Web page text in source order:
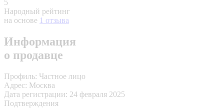
5
Народный рейтинг
на основе 1 отзыва
Информация
о продавце
Профиль: Частное лицо
Адрес: Москва
Дата регистрации: 24 февраля 2025
Подтверждения